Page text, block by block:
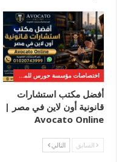
اختصاصات مؤسسة حورس للمحاماه
أفضل مكتب استشارات
قانونية أون لاين في مصر |
Avocato Online
السابق التالي